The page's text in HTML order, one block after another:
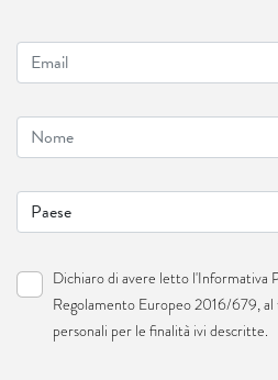
Dichiaro di avere letto l'Informativa
Regolamento Europeo 2016/679,
personali per le finalità ivi descritte.